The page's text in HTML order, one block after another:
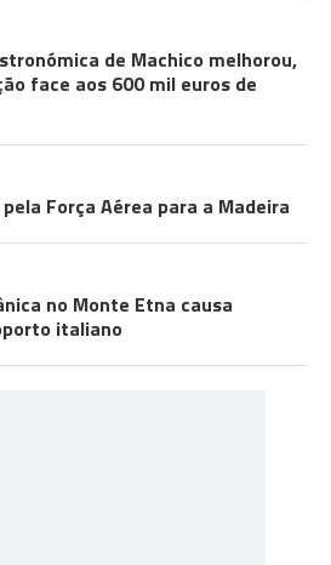
de Machico melhorou,
face aos 600 mil euros de
Força Aérea para a Madeira
no Monte Etna causa
italiano